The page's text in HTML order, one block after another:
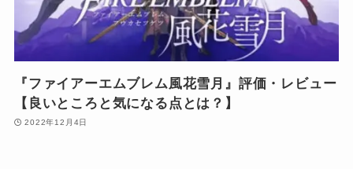
『ファイアーエムブレム風花雪月』評価・レビュー
【良いところと気になる点とは？】
2022年12月4日